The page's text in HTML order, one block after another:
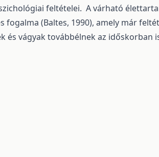
feltételei. A várható
fogalma (Baltes, 1990), amely már
és vágyak továbbélnek az időskorban